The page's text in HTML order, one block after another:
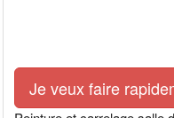
Je veux faire